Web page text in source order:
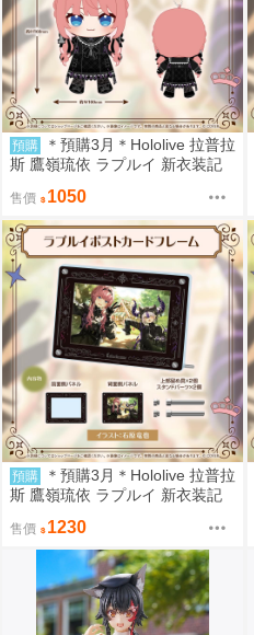
預購
＊預購3月＊Hololive 拉普拉
斯 鷹嶺琉依 ラプルイ 新衣装記
售價 1050
預購
＊預購3月＊Hololive 拉普拉
斯 鷹嶺琉依 ラプルイ 新衣装記
單)
售價 1230